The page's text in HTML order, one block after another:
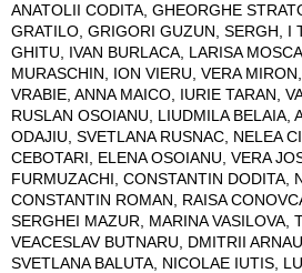
ANATOLII CODITA, GHEORGHE
GRATILO, GRIGORI GUZUN, SERGH, I
GHITU, IVAN BURLACA, LARISA
MURASCHIN, ION VIERU, VERA
VRABIE, ANNA MAICO, IURIE TARAN,
RUSLAN OSOIANU, LIUDMILA BELAIA,
ODAJIU, SVETLANA RUSNAC, NELEA
CEBOTARI, ELENA OSOIANU, VERA
FURMUZACHI, CONSTANTIN DODITA,
CONSTANTIN ROMAN, RAISA
SERGHEI MAZUR, MARINA VASILOVA,
VEACESLAV BUTNARU, DMITRII
SVETLANA BALUTA, NICOLAE IUTIS,